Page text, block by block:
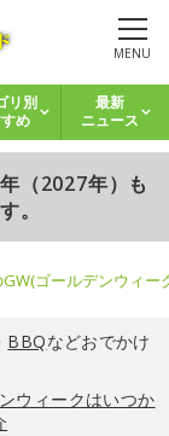
MENU
リ別
め
最新
ニュース
（2027年）も
。
ゴールデンウィ
BBQなどおでかけ
ウィークはいつか